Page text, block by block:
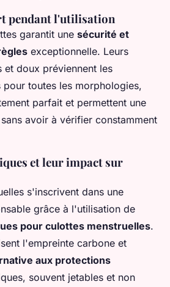
pendant l'utilisation
garantit une sécurité et
exceptionnelle. Leurs
et doux préviennent les
toutes les morphologies,
parfait et permettent une
avoir à vérifier constamment
et leur impact sur
s'inscrivent dans une
grâce à l'utilisation de
pour culottes menstruelles.
l'empreinte carbone et
aux protections
souvent jetables et non